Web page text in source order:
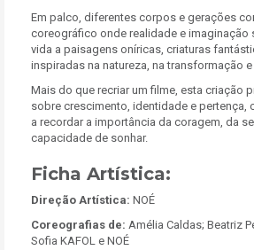
Em palco, diferentes corpos e gerações
coreográfico onde realidade e imaginação
vida a paisagens oníricas, criaturas
inspiradas na natureza, na transformação
Mais do que recriar um filme, esta criação
sobre crescimento, identidade e pertença,
a recordar a importância da coragem, da
capacidade de sonhar.
Ficha Artística:
Direção Artística: NOÉ
Coreografias de: Amélia Caldas; Beatriz
Sofia KAFOL e NOÉ